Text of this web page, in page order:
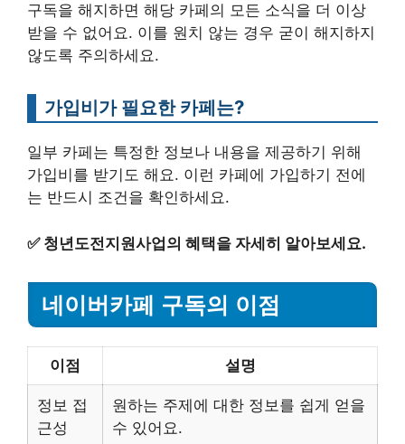
구독을 해지하면 해당 카페의 모든 소식을 더 이상
받을 수 없어요. 이를 원치 않는 경우 굳이 해지하지
않도록 주의하세요.
가입비가 필요한 카페는?
일부 카페는 특정한 정보나 내용을 제공하기 위해
가입비를 받기도 해요. 이런 카페에 가입하기 전에
는 반드시 조건을 확인하세요.
✅ 청년도전지원사업의 혜택을 자세히 알아보세요.
네이버카페 구독의 이점
이점 설명
정보 접
근성
원하는 주제에 대한 정보를 쉽게 얻을
수 있어요.